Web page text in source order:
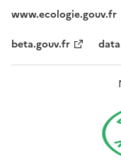
www.ecologie.gouv.fr
beta.gouv.fr